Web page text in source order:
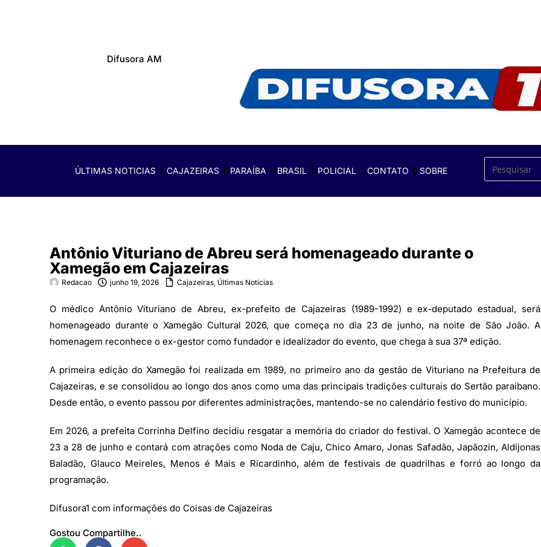
Difusora AM
ÚLTIMAS NOTICIAS CAJAZEIRAS PARAÍBA BRASIL POLICIAL CONTATO SOBRE
Antônio Vituriano de Abreu será homenageado durante o
Xamegão em Cajazeiras
Redacao junho 19, 2026 Cajazeiras, Últimas Noticias
O médico Antônio Vituriano de Abreu, ex-prefeito de Cajazeiras (1989-1992) e ex-deputado estadual, será
homenageado durante o Xamegão Cultural 2026, que começa no dia 23 de junho, na noite de São João. A
homenagem reconhece o ex-gestor como fundador e idealizador do evento, que chega à sua 37ª edição.
A primeira edição do Xamegão foi realizada em 1989, no primeiro ano da gestão de Vituriano na Prefeitura de
Cajazeiras, e se consolidou ao longo dos anos como uma das principais tradições culturais do Sertão paraibano.
Desde então, o evento passou por diferentes administrações, mantendo-se no calendário festivo do município.
Em 2026, a prefeita Corrinha Delfino decidiu resgatar a memória do criador do festival. O Xamegão acontece de
23 a 28 de junho e contará com atrações como Noda de Caju, Chico Amaro, Jonas Safadão, Japãozin, Aldijonas
Baladão, Glauco Meireles, Menos é Mais e Ricardinho, além de festivais de quadrilhas e forró ao longo da
programação.
Difusora1 com informações do Coisas de Cajazeiras
Gostou Compartilhe..